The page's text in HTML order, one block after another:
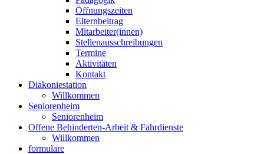
Öffnungszeiten
Elternbeitrag
Mitarbeiter(innen)
Stellenausschreibungen
Termine
Aktivitäten
Kontakt
Diakoniestation
Willkommen
Seniorenheim
Seniorenheim
Offene Behinderten-Arbeit & Fahrdienste
Willkommen
formulare